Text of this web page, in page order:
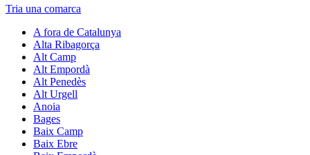
Tria una comarca
A fora de Catalunya
Alta Ribagorça
Alt Camp
Alt Empordà
Alt Penedès
Alt Urgell
Anoia
Bages
Baix Camp
Baix Ebre